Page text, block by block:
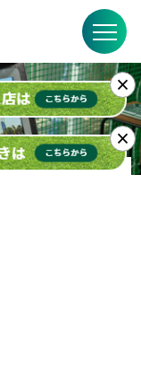
×
×